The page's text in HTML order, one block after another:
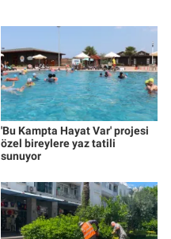
'Bu Kampta Hayat Var' projesi
özel bireylere yaz tatili
sunuyor